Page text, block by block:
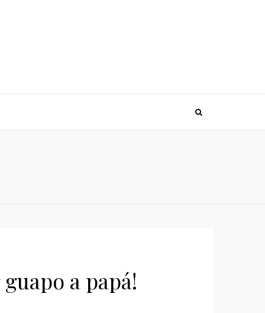
a papá!